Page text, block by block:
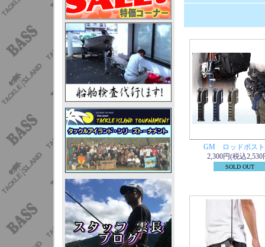
GM ロッドポス
2,300円(税込2,530
SOLD OUT